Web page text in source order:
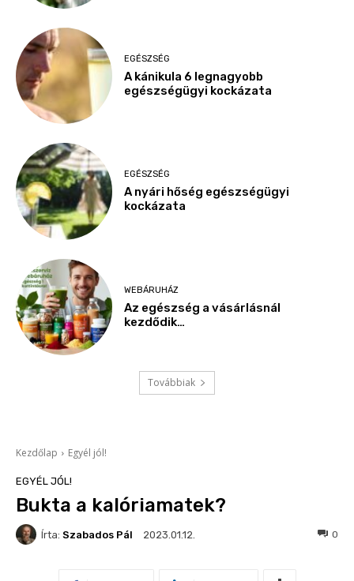
EGÉSZSÉG
A kánikula 6 legnagyobb
egészségügyi kockázata
EGÉSZSÉG
A nyári hőség egészségügyi
kockázata
WEBÁRUHÁZ
Az egészség a vásárlásnál
kezdődik…
Továbbiak